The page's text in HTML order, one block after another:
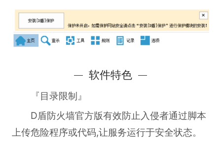
软件特色
『目录限制』
D盾防火墙官方版有效防止入侵者通过脚本
上传危险程序或代码,让服务运行于安全状态。